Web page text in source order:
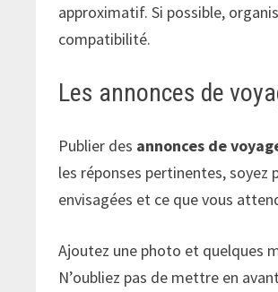
approximatif. Si possible,
compatibilité.
Les annonces de
Publier des annonces de
les réponses pertinentes,
envisagées et ce que vous
Ajoutez une photo et quelques
N’oubliez pas de mettre en